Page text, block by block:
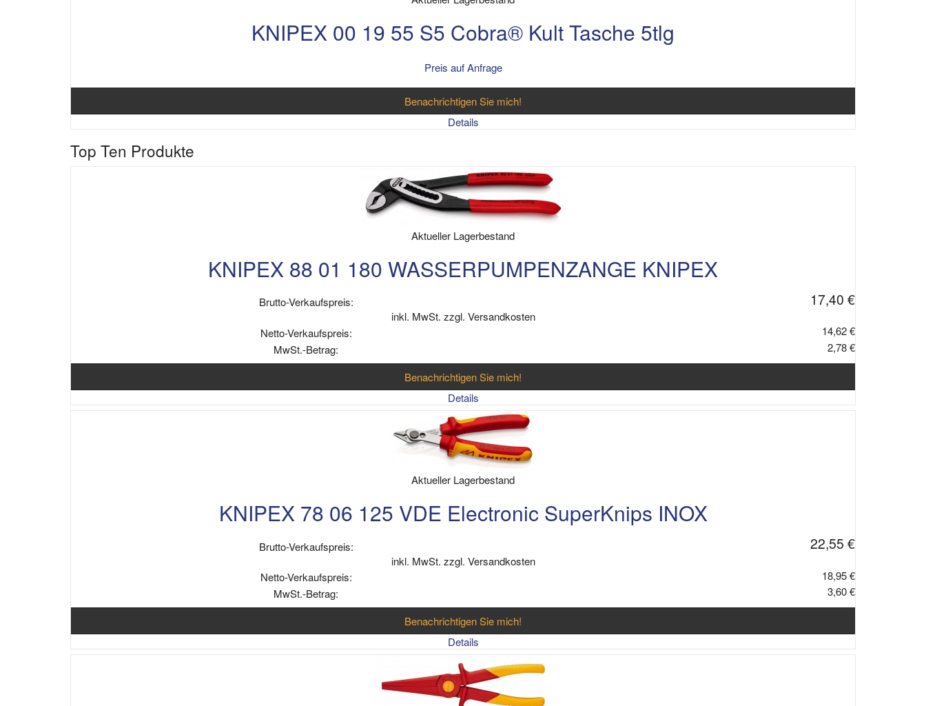
KNIPEX 00 19 55 S5 Cobra® Kult Tasche 5tlg
Preis auf Anfrage
Benachrichtigen Sie mich!
Details
Top Ten Produkte
Aktueller Lagerbestand
KNIPEX 88 01 180 WASSERPUMPENZANGE KNIPEX
Brutto-Verkaufspreis: 17,40 €
inkl. MwSt. zzgl. Versandkosten
Netto-Verkaufspreis:
14,62 €
MwSt.-Betrag:
2,78 €
Benachrichtigen Sie mich!
Details
Aktueller Lagerbestand
KNIPEX 78 06 125 VDE Electronic SuperKnips INOX
Brutto-Verkaufspreis: 22,55 €
inkl. MwSt. zzgl. Versandkosten
Netto-Verkaufspreis:
18,95 €
MwSt.-Betrag:
3,60 €
Benachrichtigen Sie mich!
Details